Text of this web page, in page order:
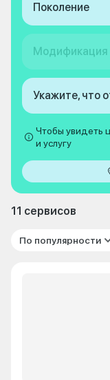
Поколение
Модификация
Укажите, что
Чтобы увидеть
и услугу
11 сервисов
По популярности